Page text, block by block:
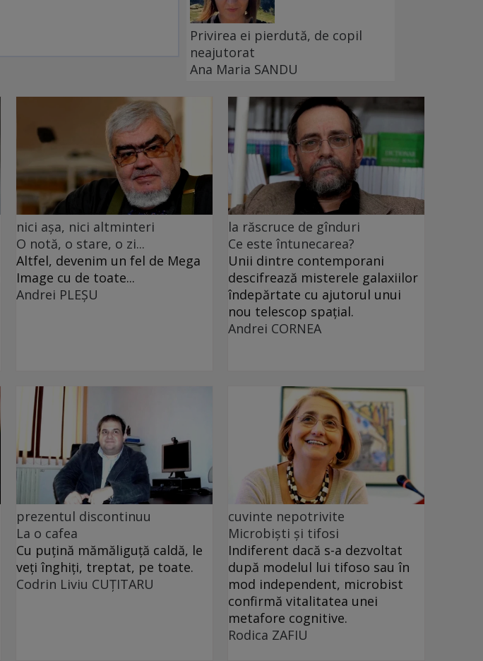
Privirea ei pierdută, de copil
neajutorat
Ana Maria SANDU
nici așa, nici altminteri
O notă, o stare, o zi...
Altfel, devenim un fel de Mega
Image cu de toate...
Andrei PLEŞU
la răscruce de gînduri
Ce este întunecarea?
Unii dintre contemporani
descifrează misterele galaxiilor
îndepărtate cu ajutorul unui
nou telescop spațial.
Andrei CORNEA
prezentul discontinuu
La o cafea
Cu puţină mămăliguţă caldă, le
veţi înghiţi, treptat, pe toate.
Codrin Liviu CUŢITARU
cuvinte nepotrivite
Microbiști și tifosi
Indiferent dacă s-a dezvoltat
după modelul lui tifoso sau în
mod independent, microbist
confirmă vitalitatea unei
metafore cognitive.
Rodica ZAFIU